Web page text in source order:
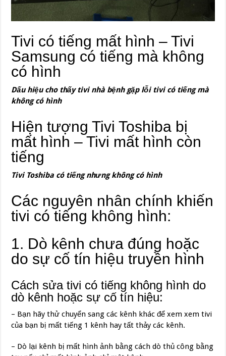
Tivi có tiếng mất hình – Tivi
Samsung có tiếng mà không
có hình
Dấu hiệu cho thấy tivi nhà bệnh gặp lỗi tivi có tiếng mà
không có hình
Hiện tượng Tivi Toshiba bị
mất hình – Tivi mất hình còn
tiếng
Tivi Toshiba có tiếng nhưng không có hình
Các nguyên nhân chính khiến
tivi có tiếng không hình:
1. Dò kênh chưa đúng hoặc
do sự cố tín hiệu truyền hình
Cách sửa tivi có tiếng không hình do
dò kênh hoặc sự cố tín hiệu:
– Bạn hãy thử chuyển sang các kênh khác để xem xem tivi
của bạn bị mất tiếng 1 kênh hay tất thảy các kênh.
– Dò lại kênh bị mất hình ảnh bằng cách dò thủ công bằng